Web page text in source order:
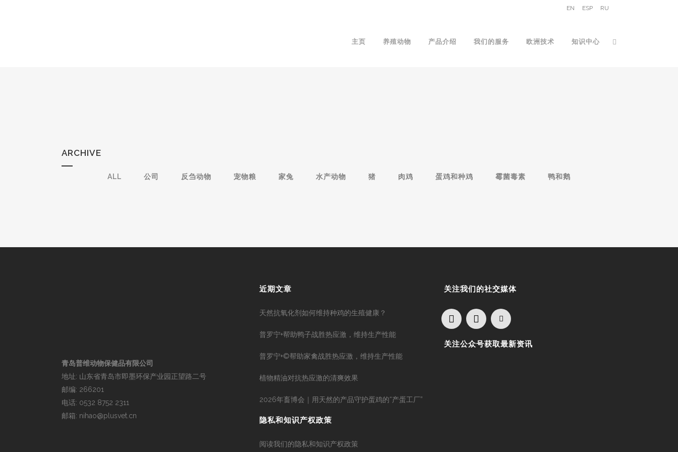
EN ESP RU
主页 养殖动物 产品介绍 我们的服务 欧洲技术 知识中心
ARCHIVE
ALL 公司 反刍动物 宠物粮 家兔 水产动物 猪 肉鸡 蛋鸡和种鸡 霉菌毒素 鸭和鹅
青岛普维动物保健品有限公司
地址: 山东省青岛市即墨环保产业园正望路二号
邮编: 266201
电话: 0532 8752 2311
邮箱: nihao@plusvet.cn
近期文章
天然抗氧化剂如何维持种鸡的生殖健康？
普罗宁+帮助鸭子战胜热应激，维持生产性能
普罗宁+©帮助家禽战胜热应激，维持生产性能
植物精油对抗热应激的清爽效果
2026年畜博会｜用天然的产品守护蛋鸡的“产蛋工厂”
隐私和知识产权政策
阅读我们的隐私和知识产权政策
关注我们的社交媒体
关注公众号获取最新资讯